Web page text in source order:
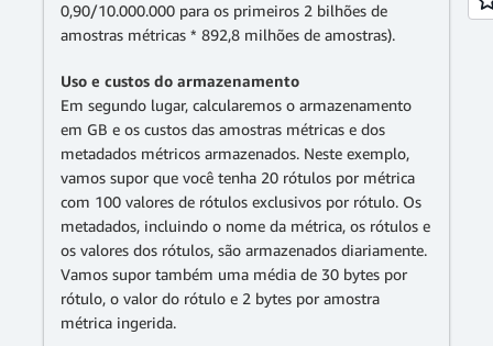
0,90/10.000.000 para os primeiros 2 bilhões de
amostras métricas * 892,8 milhões de amostras).
Uso e custos do armazenamento
Em segundo lugar, calcularemos o armazenamento
em GB e os custos das amostras métricas e dos
metadados métricos armazenados. Neste exemplo,
vamos supor que você tenha 20 rótulos por métrica
com 100 valores de rótulos exclusivos por rótulo. Os
metadados, incluindo o nome da métrica, os rótulos e
os valores dos rótulos, são armazenados diariamente.
Vamos supor também uma média de 30 bytes por
rótulo, o valor do rótulo e 2 bytes por amostra
métrica ingerida.